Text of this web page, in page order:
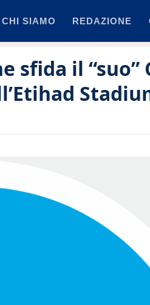
CHI SIAMO REDAZIONE
sfida il “suo”